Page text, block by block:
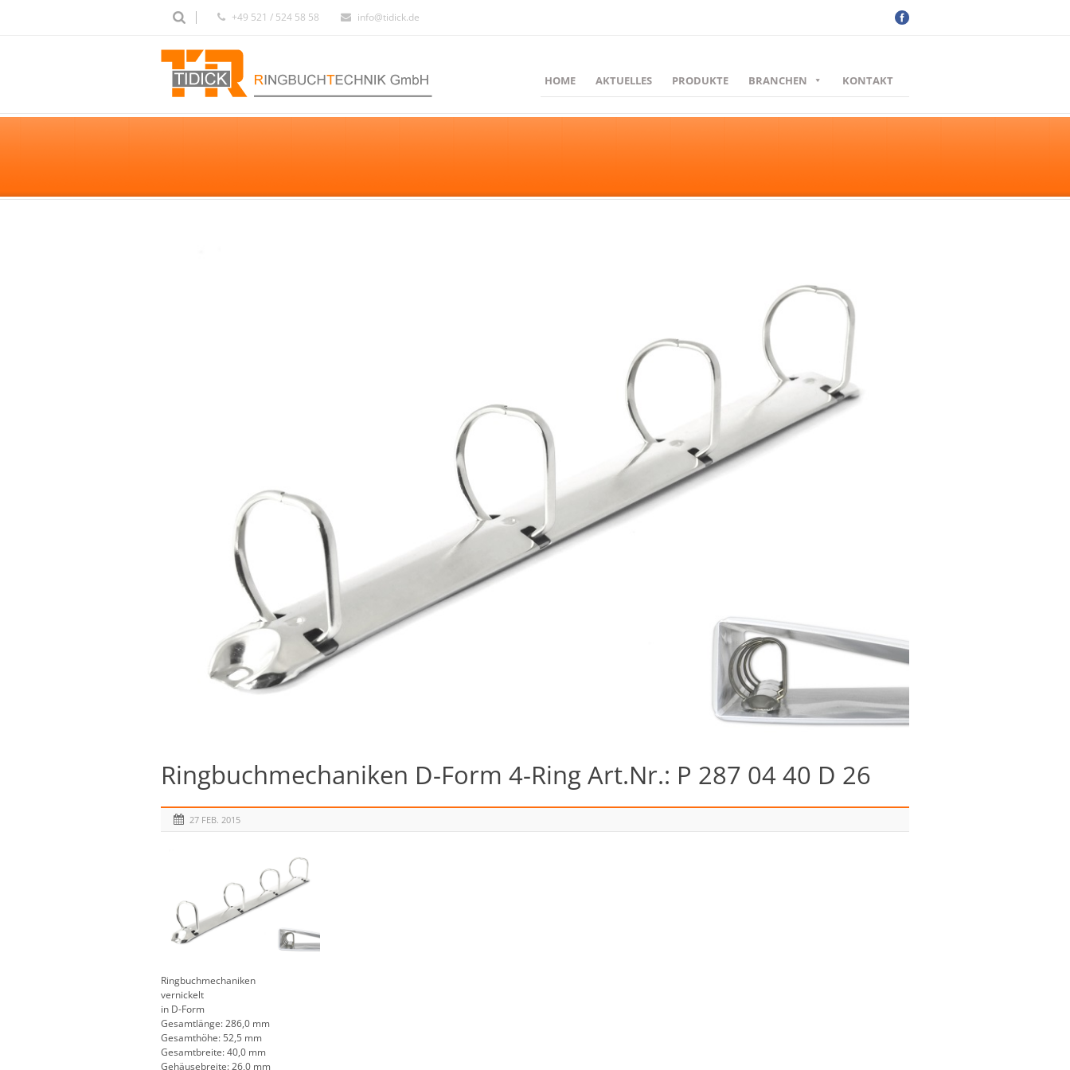
+49 521 / 524 58 58 info@tidick.de
HOME AKTUELLES PRODUKTE BRANCHEN KONTAKT
Ringbuchmechaniken D-Form 4-Ring Art.Nr.: P 287 04 40 D 26
27 FEB. 2015
Ringbuchmechaniken
vernickelt
in D-Form
Gesamtlänge: 286,0 mm
Gesamthöhe: 52,5 mm
Gesamtbreite: 40,0 mm
Gehäusebreite: 26,0 mm